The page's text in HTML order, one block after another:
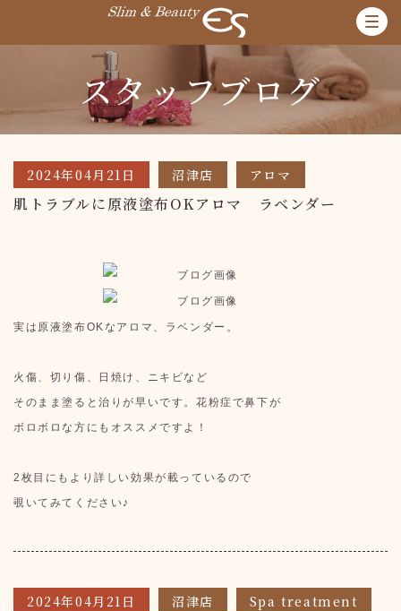
スタッフブログ
2024年04月21日 沼津店 アロマ
肌トラブルに原液塗布OKアロマ ラベンダー
実は原液塗布OKなアロマ、ラベンダー。
火傷、切り傷、日焼け、ニキビなど
そのまま塗ると治りが早いです。花粉症で鼻下が
ボロボロな方にもオススメですよ！
2枚目にもより詳しい効果が載っているので
覗いてみてください♪
2024年04月21日 沼津店 Spa treatment